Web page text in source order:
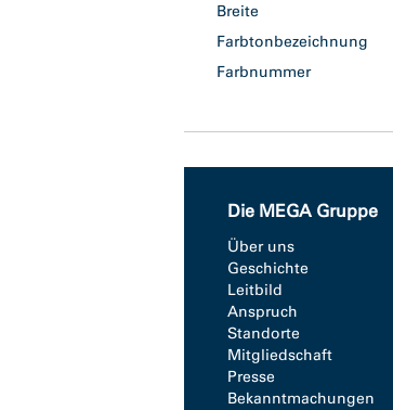
Breite
Farbtonbezeichnung
Farbnummer
Die MEGA Gruppe
Über uns
Geschichte
Leitbild
Anspruch
Standorte
Mitgliedschaft
Presse
Bekanntmachungen